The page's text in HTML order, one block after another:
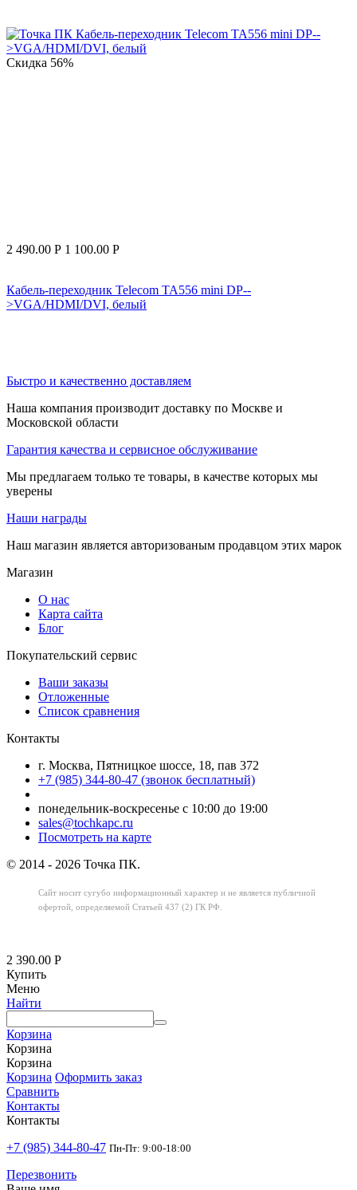
Скидка 56%
2 490.00 Р 1 100.00 Р
Кабель-переходник Telecom TA556 mini DP--
>VGA/HDMI/DVI, белый
Быстро и качественно доставляем
Наша компания производит доставку по Москве и
Московской области
Гарантия качества и сервисное обслуживание
Мы предлагаем только те товары, в качестве которых мы
уверены
Наши награды
Наш магазин является авторизованым продавцом этих марок
Магазин
О нас
Карта сайта
Блог
Покупательский сервис
Ваши заказы
Отложенные
Список сравнения
Контакты
г. Москва, Пятницкое шоссе, 18, пав 372
+7 (985) 344-80-47 (звонок бесплатный)
понедельник-воскресенье с 10:00 до 19:00
sales@tochkapc.ru
Посмотреть на карте
© 2014 - 2026 Точка ПК.
Сайт носит сугубо информационный характер и не является публичной
офертой, определяемой Статьей 437 (2) ГК РФ.
2 390.00 Р
Купить
Меню
Найти
Корзина
Корзина
Корзина
Корзина Оформить заказ
Сравнить
Контакты
Контакты
+7 (985) 344-80-47 Пн-Пт: 9:00-18:00
Перезвонить